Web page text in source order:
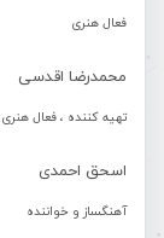
فعال هنری
محمدرضا اقدسی
تهیه کننده ، فعال هنری
اسحق احمدی
آهنگساز و خواننده